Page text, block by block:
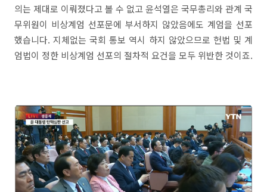
의는 제대로 이뤄졌다고 볼 수 없고 윤석열은 국무총리와 관계 국
무위원이 비상계엄 선포문에 부서하지 않았음에도 계엄을 선포
했습니다. 지체없는 국회 통보 역시 하지 않았으므로 헌법 및 계
엄법이 정한 비상계엄 선포의 절차적 요건을 모두 위반한 것이죠.